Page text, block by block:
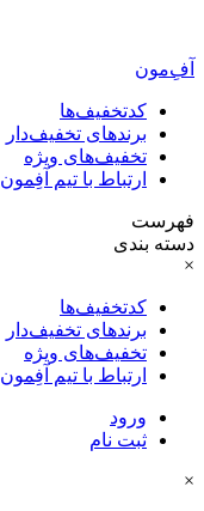
آفِ‌مون
کدتخفیف‌ها
برندهای تخفیف‌دار
تخفیف‌های ویژه
ارتباط با تیم آفِمون
فهرست
دسته بندی
×
کدتخفیف‌ها
برندهای تخفیف‌دار
تخفیف‌های ویژه
ارتباط با تیم آفِمون
ورود
ثبت نام
×